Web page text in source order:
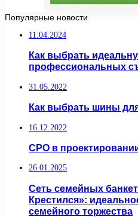
Популярные новости
11.04.2024
Как выбрать
профессиональных
31.05.2022
Как выбрать шины
16.12.2022
СРО в
26.01.2025
Сеть семейных
Крестился»:
семейного торжества